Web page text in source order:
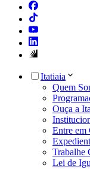
Itatiaia
Quem
Ouça a
Entre em
Trabalhe
Lei de